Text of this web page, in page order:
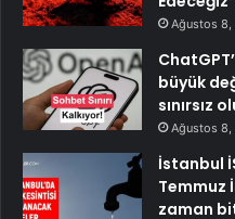
Ağustos 8,
büyük
sınırsız
Ağustos 8,
İstanbul
Temmuz
zaman